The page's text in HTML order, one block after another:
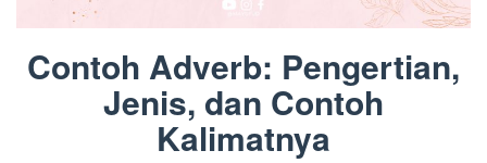
Contoh Adverb: Pengertian,
Jenis, dan Contoh
Kalimatnya